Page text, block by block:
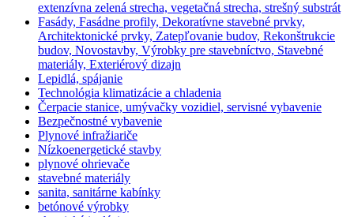
extenzívna zelená strecha, vegetačná strecha, strešný substrát
Fasády, Fasádne profily, Dekoratívne stavebné prvky,
Architektonické prvky, Zatepľovanie budov, Rekonštrukcie
budov, Novostavby, Výrobky pre stavebníctvo, Stavebné
materiály, Exteriérový dizajn
Lepidlá, spájanie
Technológia klimatizácie a chladenia
Čerpacie stanice, umývačky vozidiel, servisné vybavenie
Bezpečnostné vybavenie
Plynové infražiariče
Nízkoenergetické stavby
plynové ohrievače
stavebné materiály
sanita, sanitárne kabínky
betónové výrobky